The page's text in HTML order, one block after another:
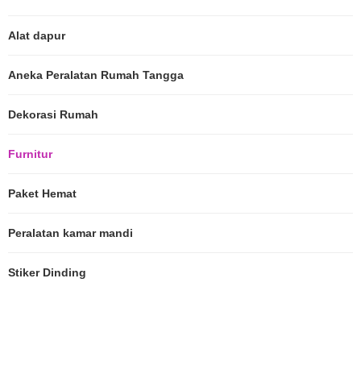
Alat dapur
Aneka Peralatan Rumah Tangga
Dekorasi Rumah
Furnitur
Paket Hemat
Peralatan kamar mandi
Stiker Dinding